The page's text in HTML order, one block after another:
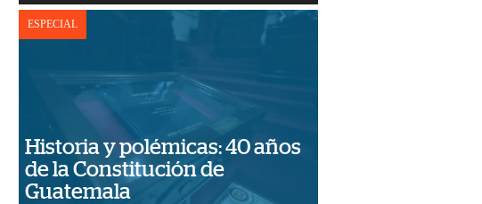
ESPECIAL
Historia y polémicas: 40 años
de la Constitución de
Guatemala